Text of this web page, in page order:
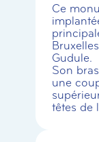
Ce
Gudule.
Son
une
têtes de